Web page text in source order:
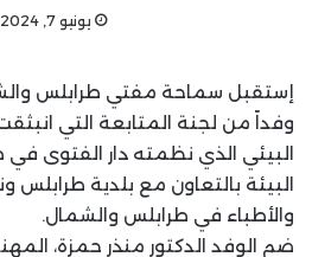
يونيو 7, 2024
إستقبل سماحة مفتي طرابلس
وفداً من لجنة المتابعة التي
البيئي الذي نظمته دار الفتوى في
البيئة بالتعاون مع بلدية طرابلس
والأطباء في طرابلس والشمال.
ضم الوفد الدكتور منذر حمزة،